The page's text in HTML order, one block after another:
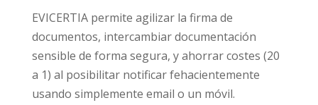
EVICERTIA permite agilizar la firma de
documentos, intercambiar documentación
sensible de forma segura, y ahorrar costes (20
a 1) al posibilitar notificar fehacientemente
usando simplemente email o un móvil.